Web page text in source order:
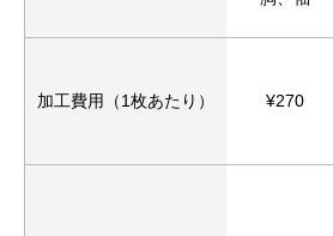
加工費用（1枚あたり） ¥270